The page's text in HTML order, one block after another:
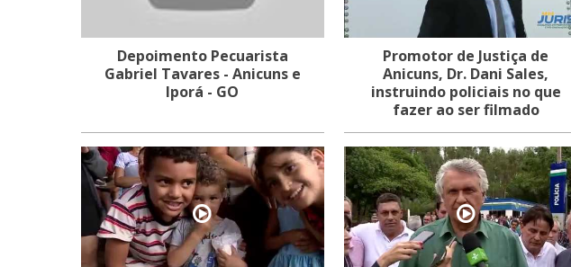
Depoimento Pecuarista
Gabriel Tavares - Anicuns e
Iporá - GO
Promotor de Justiça de
Anicuns, Dr. Dani Sales,
instruindo policiais no que
fazer ao ser filmado